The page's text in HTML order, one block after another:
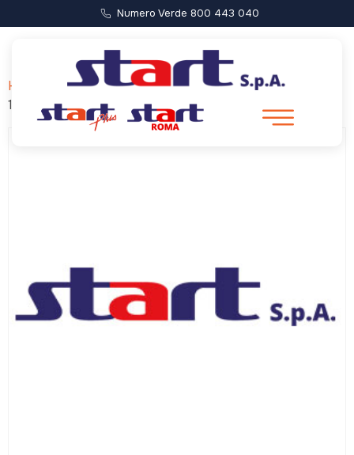
Numero Verde 800 443 040
Home
/ Forca di Presta – Castelluccio (Partenza ore
10:00)